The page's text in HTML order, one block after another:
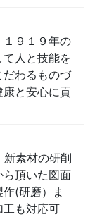
９１９年の
人と技能を
わるものづ
康と安心に貢
素材の研削
頂いた図面
(研磨）ま
工も対応可